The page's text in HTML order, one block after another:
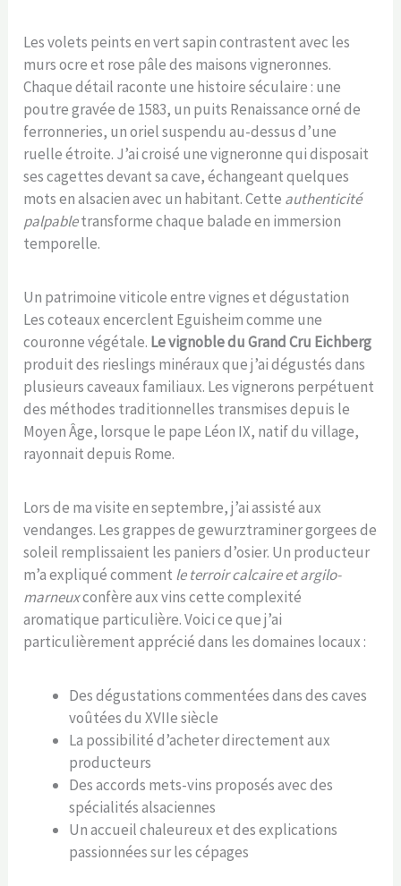
Les volets peints en vert sapin contrastent avec les
murs ocre et rose pâle des maisons vigneronnes.
Chaque détail raconte une histoire séculaire : une
poutre gravée de 1583, un puits Renaissance orné de
ferronneries, un oriel suspendu au-dessus d’une
ruelle étroite. J’ai croisé une vigneronne qui disposait
ses cagettes devant sa cave, échangeant quelques
mots en alsacien avec un habitant. Cette authenticité
palpabletransforme chaque balade en immersion
temporelle.
Un patrimoine viticole entre vignes et dégustation
Les coteaux encerclent Eguisheim comme une
couronne végétale. Le vignoble du Grand Cru Eichberg
produit des rieslings minéraux que j’ai dégustés dans
plusieurs caveaux familiaux. Les vignerons perpétuent
des méthodes traditionnelles transmises depuis le
Moyen Âge, lorsque le pape Léon IX, natif du village,
rayonnait depuis Rome.
Lors de ma visite en septembre, j’ai assisté aux
vendanges. Les grappes de gewurztraminer gorgees de
soleil remplissaient les paniers d’osier. Un producteur
m’a expliqué comment le terroir calcaire et argilo-
marneuxconfère aux vins cette complexité
aromatique particulière. Voici ce que j’ai
particulièrement apprécié dans les domaines locaux :
Des dégustations commentées dans des caves
voûtées du XVIIe siècle
La possibilité d’acheter directement aux
producteurs
Des accords mets-vins proposés avec des
spécialités alsaciennes
Un accueil chaleureux et des explications
passionnées sur les cépages